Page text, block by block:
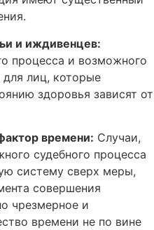
и иждивенцев:
процесса и возможного
лиц, которые
здоровья зависят от
времени: Случаи,
судебного процесса
систему сверх меры,
совершения
чрезмерное и
времени не по вине